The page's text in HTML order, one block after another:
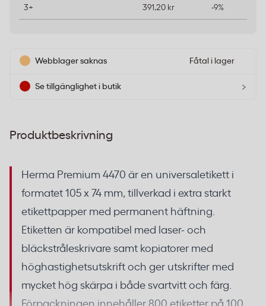
3+ 391,20 kr -9%
Webblager saknas Fåtal i lager
Se tillgänglighet i butik ›
Produktbeskrivning
Herma Premium 4470 är en universaletikett i
formatet 105 x 74 mm, tillverkad i extra starkt
etikettpapper med permanent häftning.
Etiketten är kompatibel med laser- och
bläckstråleskrivare samt kopiatorer med
höghastighetsutskrift och ger utskrifter med
mycket hög skärpa i både svartvitt och färg.